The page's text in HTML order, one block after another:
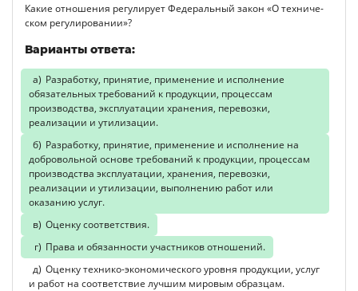
Какие отношения регулирует Федеральный закон «О техниче­
ском регулировании»?
Варианты ответа:
Разработку, принятие, применение и исполнение
обязательных требований к продукции, процессам
производства, эксплуатации хранения, перевозки,
реализации и утилизации.
Разработку, принятие, применение и исполнение на
доброволь­ной основе требований к продукции, процессам
производства эксплуатации, хранения, перевозки,
реализации и утилизации, выполнению работ или
оказанию услуг.
Оценку соответствия.
Права и обязанности участников отношений.
Оценку технико-экономического уровня продукции, услуг
и ра­бот на соответствие лучшим мировым образцам.